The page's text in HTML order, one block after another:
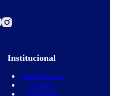
Institucional
Quem Somos
Equipe
Novidades